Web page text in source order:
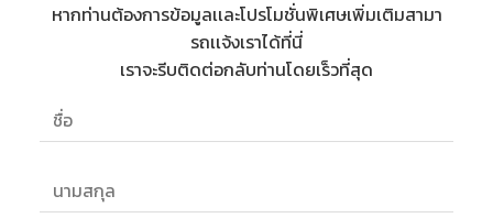
หากท่านต้องการข้อมูลเเละโปรโมชั่นพิเศษเพิ่มเติมสามา
รถเเจ้งเราได้ที่นี่
เราจะรีบติดต่อกลับท่านโดยเร็วที่สุด